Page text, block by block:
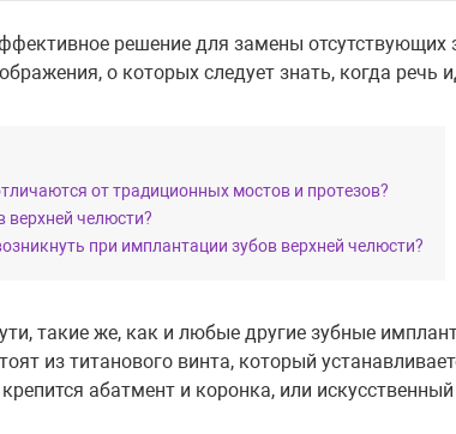
решение для замены отсутствующих
о которых следует знать, когда речь
от традиционных мостов и протезов?
челюсти?
при имплантации зубов верхней челюсти?
такие же, как и любые другие зубные
из титанового винта, который
абатмент и коронка, или